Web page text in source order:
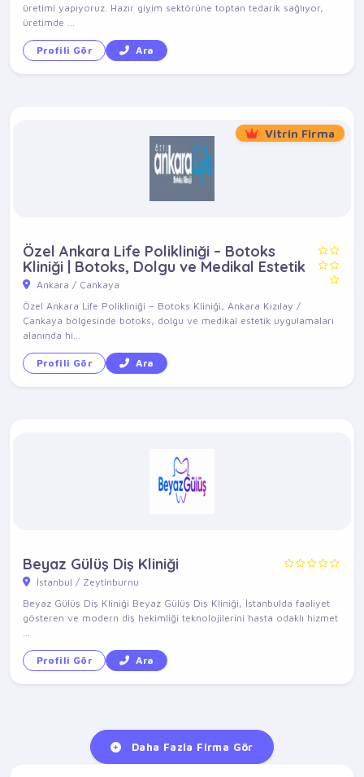
üretimi yapıyoruz. Hazır giyim sektörüne toptan tedarik sağlıyor,
üretimde ...
Profili Gör Ara
Vitrin Firma
Özel Ankara Life Polikliniği – Botoks
Kliniği | Botoks, Dolgu ve Medikal Estetik
Ankara / Çankaya
Özel Ankara Life Polikliniği – Botoks Kliniği, Ankara Kızılay /
Çankaya bölgesinde botoks, dolgu ve medikal estetik uygulamaları
alanında hi...
Profili Gör Ara
Beyaz Gülüş Diş Kliniği
İstanbul / Zeytinburnu
Beyaz Gülüş Diş Kliniği Beyaz Gülüş Diş Kliniği, İstanbulda faaliyet
gösteren ve modern diş hekimliği teknolojilerini hasta odaklı hizmet
...
Profili Gör Ara
Daha Fazla Firma Gör